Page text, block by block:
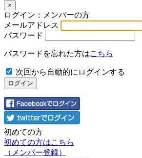
×
ログイン：メンバーの方
メールアドレス
パスワード
パスワードを忘れた方はこちら
次回から自動的にログインする
初めての方
初めての方はこちら
（メンバー登録）